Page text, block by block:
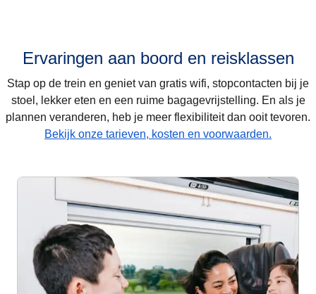
Ervaringen aan boord en reisklassen
Stap op de trein en geniet van gratis wifi, stopcontacten bij je
stoel, lekker eten en een ruime bagagevrijstelling. En als je
plannen veranderen, heb je meer flexibiliteit dan ooit tevoren.
Bekijk onze tarieven, kosten en voorwaarden.